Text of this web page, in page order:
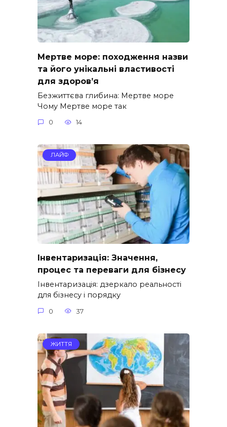
Мертве море: походження назви
та його унікальні властивості
для здоров’я
Безжиттєва глибина: Мертве море
Чому Мертве море так
0 14
ЛАЙФ
Інвентаризація: Значення,
процес та переваги для бізнесу
Інвентаризація: дзеркало реальності
для бізнесу і порядку
0 37
ЖИТТЯ